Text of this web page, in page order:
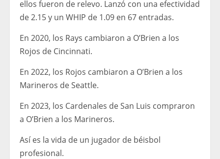
ellos fueron de relevo. Lanzó con una efectividad
de 2.15 y un WHIP de 1.09 en 67 entradas.
En 2020, los Rays cambiaron a O’Brien a los
Rojos de Cincinnati.
En 2022, los Rojos cambiaron a O’Brien a los
Marineros de Seattle.
En 2023, los Cardenales de San Luis compraron
a O’Brien a los Marineros.
Así es la vida de un jugador de béisbol
profesional.